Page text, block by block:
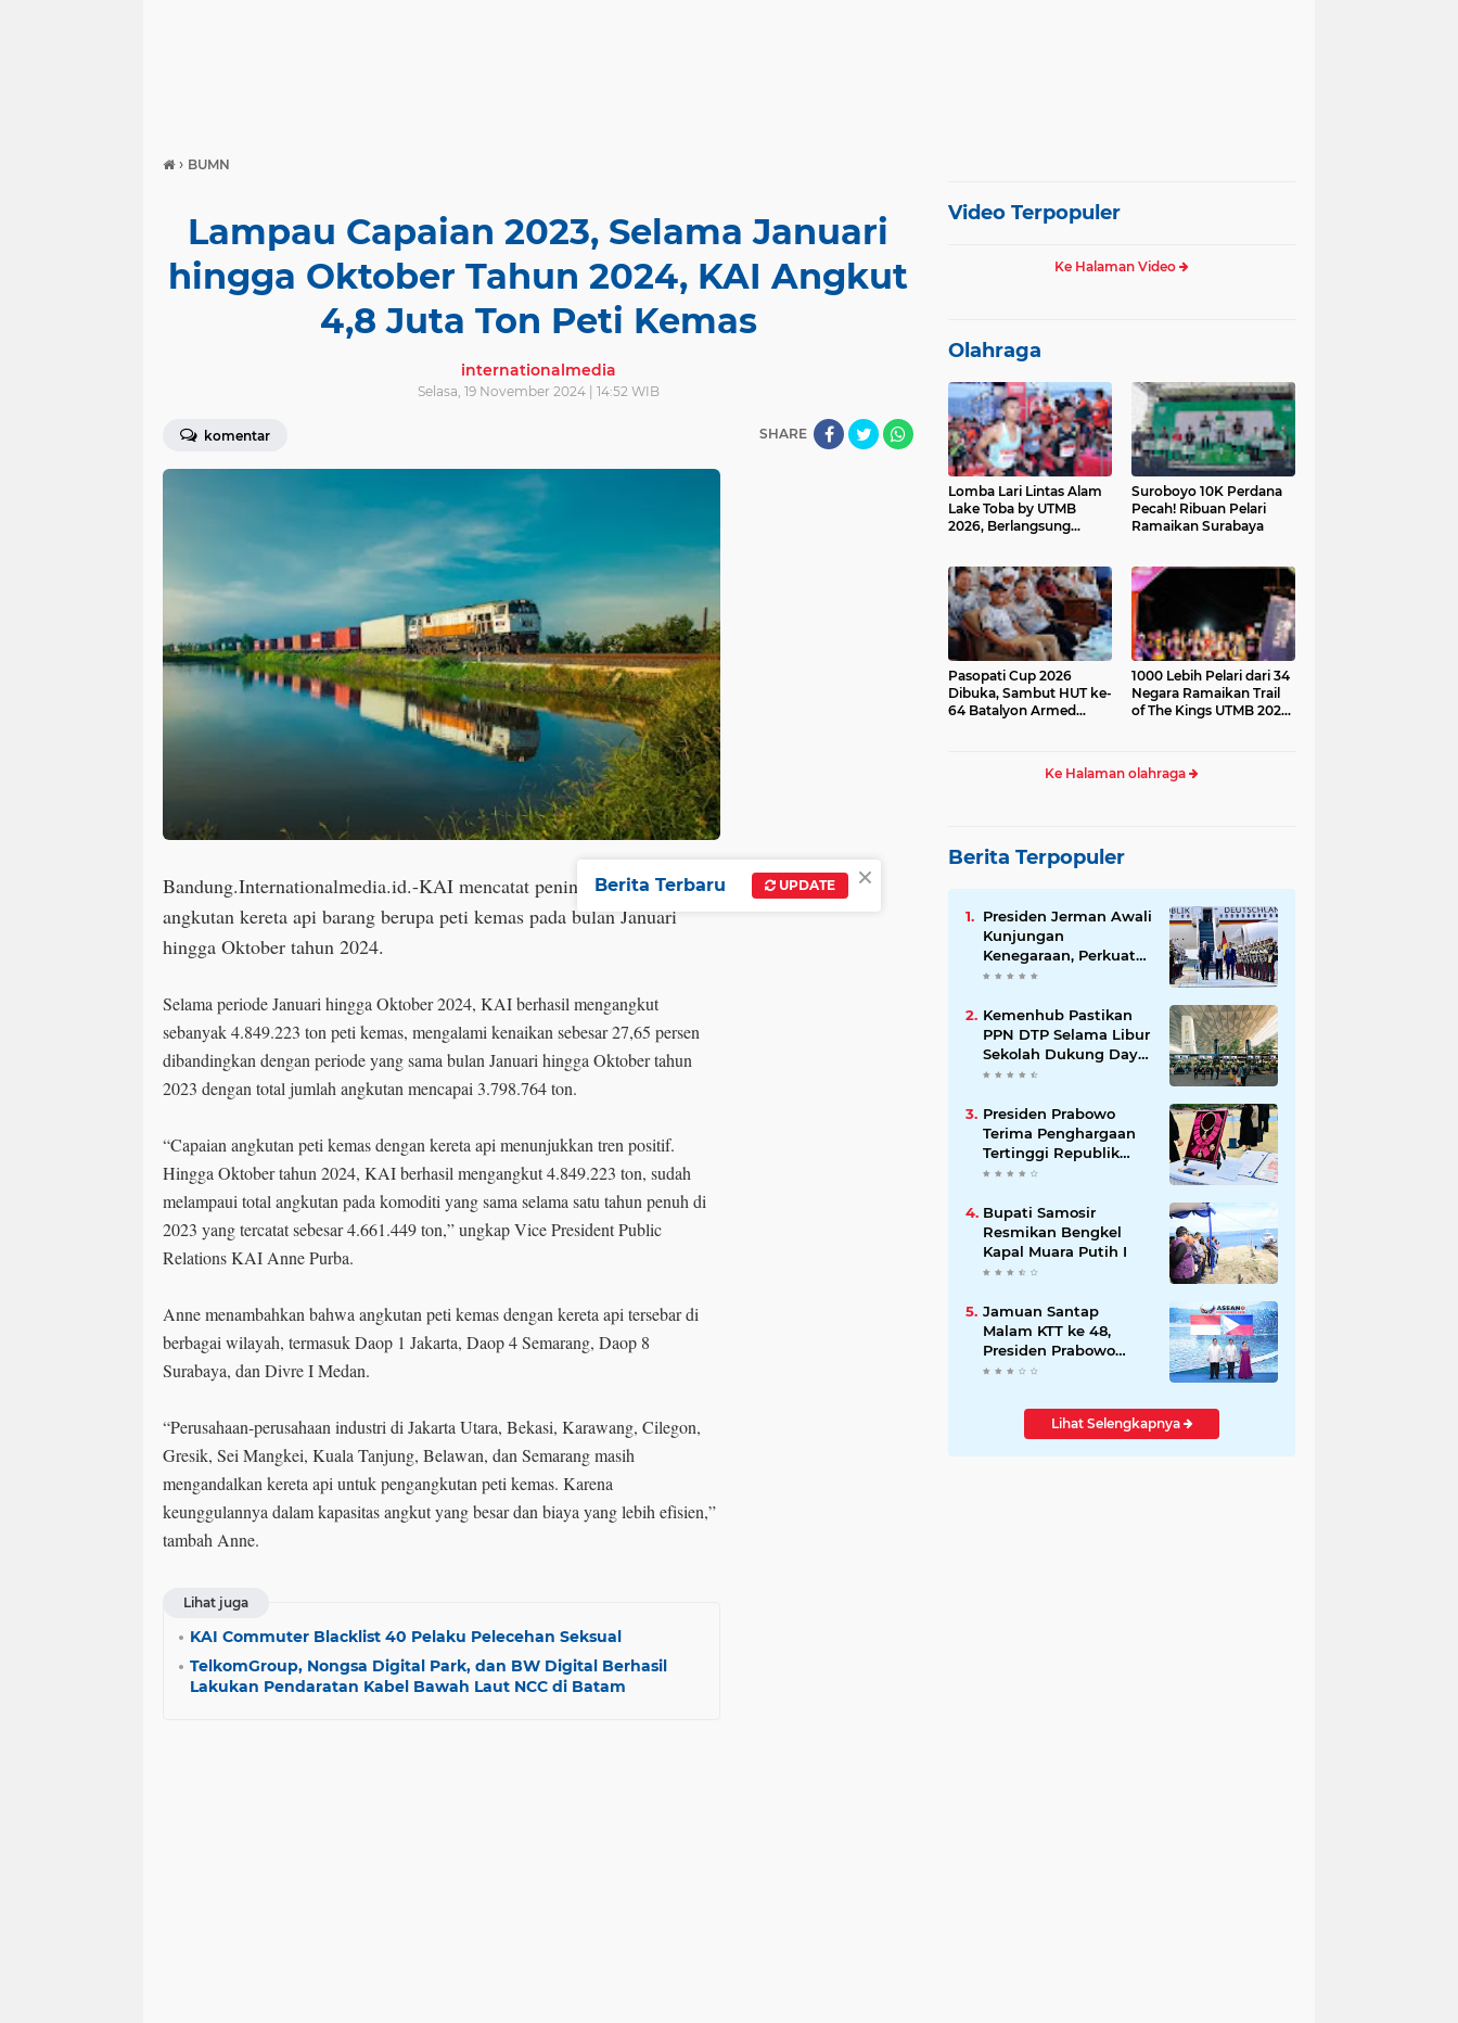
› BUMN
Lampau Capaian 2023, Selama Januari
hingga Oktober Tahun 2024, KAI Angkut
4,8 Juta Ton Peti Kemas
internationalmedia
Selasa, 19 November 2024 | 14:52 WIB
komentar SHARE
Bandung.Internationalmedia.id.-KAI mencatat peningkatan dalam
angkutan kereta api barang berupa peti kemas pada bulan Januari
hingga Oktober tahun 2024.
Selama periode Januari hingga Oktober 2024, KAI berhasil mengangkut
sebanyak 4.849.223 ton peti kemas, mengalami kenaikan sebesar 27,65 persen
dibandingkan dengan periode yang sama bulan Januari hingga Oktober tahun
2023 dengan total jumlah angkutan mencapai 3.798.764 ton.
“Capaian angkutan peti kemas dengan kereta api menunjukkan tren positif.
Hingga Oktober tahun 2024, KAI berhasil mengangkut 4.849.223 ton, sudah
melampaui total angkutan pada komoditi yang sama selama satu tahun penuh di
2023 yang tercatat sebesar 4.661.449 ton,” ungkap Vice President Public
Relations KAI Anne Purba.
Anne menambahkan bahwa angkutan peti kemas dengan kereta api tersebar di
berbagai wilayah, termasuk Daop 1 Jakarta, Daop 4 Semarang, Daop 8
Surabaya, dan Divre I Medan.
“Perusahaan-perusahaan industri di Jakarta Utara, Bekasi, Karawang, Cilegon,
Gresik, Sei Mangkei, Kuala Tanjung, Belawan, dan Semarang masih
mengandalkan kereta api untuk pengangkutan peti kemas. Karena
keunggulannya dalam kapasitas angkut yang besar dan biaya yang lebih efisien,”
tambah Anne.
Lihat juga
KAI Commuter Blacklist 40 Pelaku Pelecehan Seksual
TelkomGroup, Nongsa Digital Park, dan BW Digital Berhasil
Lakukan Pendaratan Kabel Bawah Laut NCC di Batam
Video Terpopuler
Ke Halaman Video
Olahraga
Lomba Lari Lintas Alam
Lake Toba by UTMB
2026, Berlangsung
Suroboyo 10K Perdana
Pecah! Ribuan Pelari
Ramaikan Surabaya
Pasopati Cup 2026
Dibuka, Sambut HUT ke-
64 Batalyon Armed
1000 Lebih Pelari dari 34
Negara Ramaikan Trail
of The Kings UTMB 2026
Ke Halaman olahraga
Berita Terpopuler
Presiden Jerman Awali
Kunjungan
Kenegaraan, Perkuat
Kemitraan Strategis
Kemenhub Pastikan
PPN DTP Selama Libur
Sekolah Dukung Daya
Beli Masyarakat
Presiden Prabowo
Terima Penghargaan
Tertinggi Republik
Korea, The Grand
Bupati Samosir
Resmikan Bengkel
Kapal Muara Putih I
Jamuan Santap
Malam KTT ke 48,
Presiden Prabowo
Disambut Langsung
Lihat Selengkapnya
×
Berita Terbaru UPDATE